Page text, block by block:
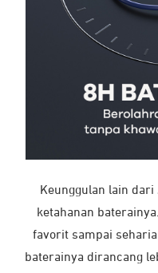
Keunggulan lain dari
ketahanan
favorit sampai
baterainya dirancang
Laptop & PC dengan
Perangkat olahraga
Pengguna outdoor &
commuting)
Isi Dalam Box
OPENFAST x1
Strap x1
OTG x1
Kabel Pengisian x1